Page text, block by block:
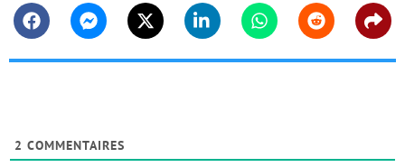
FacebookMessengerTwitter Linkedin WhatsappReddit
2 COMMENTAIRES